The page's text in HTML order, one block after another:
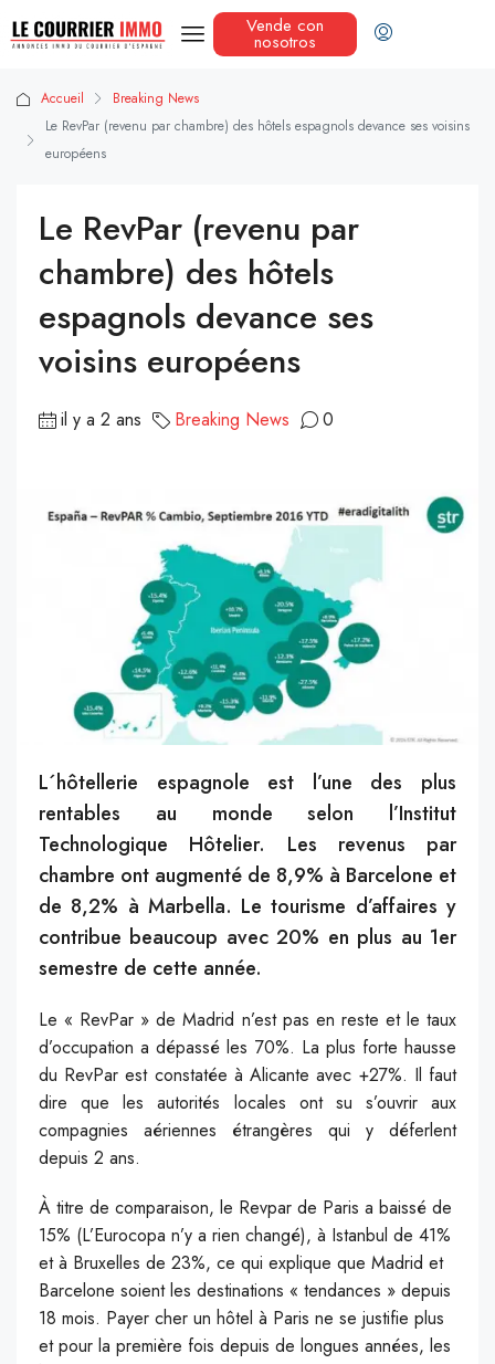
Vende con
nosotros
Accueil
Breaking News
Le RevPar (revenu par chambre) des hôtels espagnols devance ses voisins
européens
Le RevPar (revenu par
chambre) des hôtels
espagnols devance ses
voisins européens
il y a 2 ans Breaking News 0
L´hôtellerie espagnole est l’une des plus
rentables au monde selon l’Institut
Technologique Hôtelier. Les revenus par
chambre ont augmenté de 8,9% à Barcelone et
de 8,2% à Marbella. Le tourisme d’affaires y
contribue beaucoup avec 20% en plus au 1er
semestre de cette année.
Le « RevPar » de Madrid n’est pas en reste et le taux
d’occupation a dépassé les 70%. La plus forte hausse
du RevPar est constatée à Alicante avec +27%. Il faut
dire que les autorités locales ont su s’ouvrir aux
compagnies aériennes étrangères qui y déferlent
depuis 2 ans.
À titre de comparaison, le Revpar de Paris a baissé de
15% (L’Eurocopa n’y a rien changé), à Istanbul de 41%
et à Bruxelles de 23%, ce qui explique que Madrid et
Barcelone soient les destinations « tendances » depuis
18 mois. Payer cher un hôtel à Paris ne se justifie plus
et pour la première fois depuis de longues années, les